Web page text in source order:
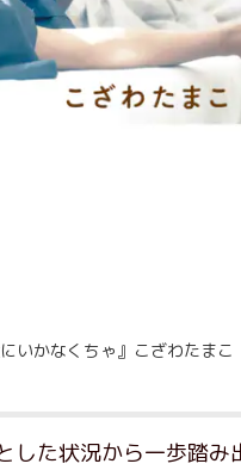
いかなくちゃ』こざわたまこ
した状況から一歩踏